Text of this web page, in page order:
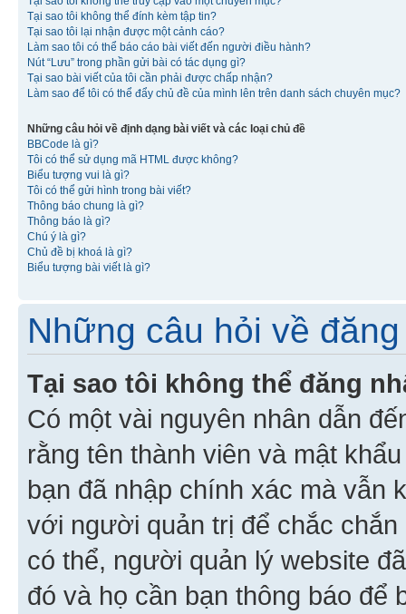
Tại sao tôi không thể đính kèm tập tin?
Tại sao tôi lại nhận được một cảnh cáo?
Làm sao tôi có thể báo cáo bài viết đến người điều hành?
Nút “Lưu” trong phần gửi bài có tác dụng gì?
Tại sao bài viết của tôi cần phải được chấp nhận?
Làm sao để tôi có thể đẩy chủ đề của mình lên trên danh sách chuyên mục?
Những câu hỏi về định dạng bài viết và các loại chủ đề
BBCode là gì?
Tôi có thể sử dụng mã HTML được không?
Biểu tượng vui là gì?
Tôi có thể gửi hình trong bài viết?
Thông báo chung là gì?
Thông báo là gì?
Chú ý là gì?
Chủ đề bị khoá là gì?
Biểu tượng bài viết là gì?
Những câu hỏi về
Tại sao tôi không thể đăng
Có một vài nguyên nhân dẫn
rằng tên thành viên và mật
bạn đã nhập chính xác mà vẫn
với người quản trị để chắc
có thể, người quản lý website
đó và họ cần bạn thông báo để